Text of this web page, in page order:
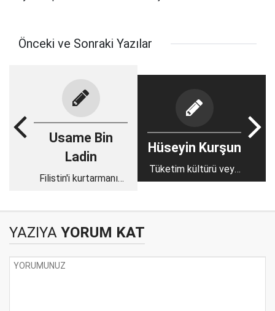
Önceki ve Sonraki Yazılar
Usame Bin
Ladin
Filistin'i kurtarmanın
Hüseyin Kurşun
Tüketim kültürü veya
kültür tüketimi
YAZIYA YORUM KAT